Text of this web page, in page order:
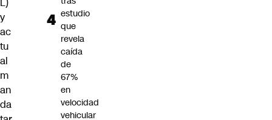
y
ac
tu
al
m
an
da
estudio
que
revela
caída
de
67%
en
velocidad
vehicular